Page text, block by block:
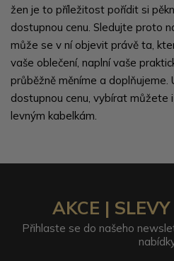
žen je to příležitost pořídit si
dostupnou cenu. Sledujte proto
může se v ní objevit právě ta,
vaše oblečení, naplní vaše
průběžně měníme a doplňujeme.
dostupnou cenu, vybírat můžete
levným kabelkám.
AKCE |
Přihlaste se do našeho